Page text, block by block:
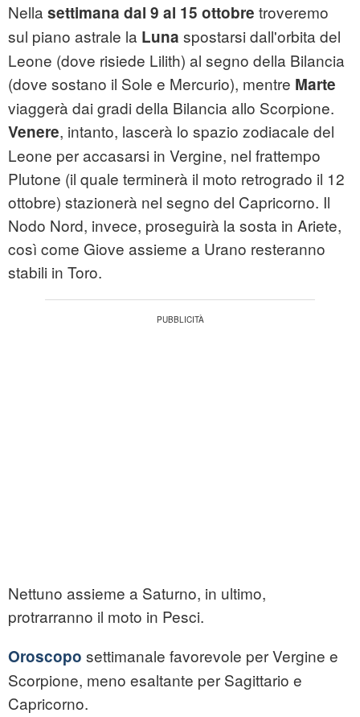
Nella settimana dal 9 al 15 ottobre troveremo
sul piano astrale la Luna spostarsi dall'orbita del
Leone (dove risiede Lilith) al segno della Bilancia
(dove sostano il Sole e Mercurio), mentre Marte
viaggerà dai gradi della Bilancia allo Scorpione.
Venere, intanto, lascerà lo spazio zodiacale del
Leone per accasarsi in Vergine, nel frattempo
Plutone (il quale terminerà il moto retrogrado il 12
ottobre) stazionerà nel segno del Capricorno. Il
Nodo Nord, invece, proseguirà la sosta in Ariete,
così come Giove assieme a Urano resteranno
stabili in Toro.
Nettuno assieme a Saturno, in ultimo,
protrarranno il moto in Pesci.
Oroscopo settimanale favorevole per Vergine e
Scorpione, meno esaltante per Sagittario e
Capricorno.